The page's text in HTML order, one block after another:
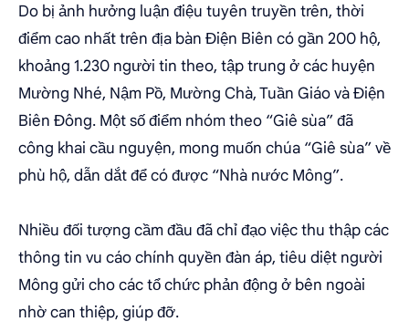
Do bị ảnh hưởng luận điệu tuyên truyền trên, thời
điểm cao nhất trên địa bàn Điện Biên có gần 200 hộ,
khoảng 1.230 người tin theo, tập trung ở các huyện
Mường Nhé, Nậm Pồ, Mường Chà, Tuần Giáo và Điện
Biên Đông. Một số điểm nhóm theo “Giê sùa” đã
công khai cầu nguyện, mong muốn chúa “Giê sùa” về
phù hộ, dẫn dắt để có được “Nhà nước Mông”.
Nhiều đối tượng cầm đầu đã chỉ đạo việc thu thập các
thông tin vu cáo chính quyền đàn áp, tiêu diệt người
Mông gửi cho các tổ chức phản động ở bên ngoài
nhờ can thiệp, giúp đỡ.